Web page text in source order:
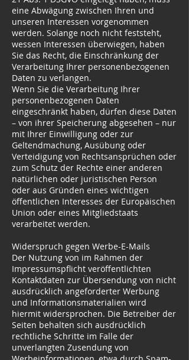
eine Abwägung zwischen Ihren und
unseren Interessen vorgenommen
werden. Solange noch nicht feststeht,
wessen Interessen überwiegen, haben
Sie das Recht, die Einschränkung der
Verarbeitung Ihrer personenbezogenen
Daten zu verlangen.
Wenn Sie die Verarbeitung Ihrer
personenbezogenen Daten
eingeschränkt haben, dürfen diese Daten
– von ihrer Speicherung abgesehen – nur
mit Ihrer Einwilligung oder zur
Geltendmachung, Ausübung oder
Verteidigung von Rechtsansprüchen oder
zum Schutz der Rechte einer anderen
natürlichen oder juristischen Person
oder aus Gründen eines wichtigen
öffentlichen Interesses der Europäischen
Union oder eines Mitgliedstaats
verarbeitet werden.
Widerspruch gegen Werbe-E-Mails
Der Nutzung von im Rahmen der
Impressumspflicht veröffentlichten
Kontaktdaten zur Übersendung von nicht
ausdrücklich angeforderter Werbung
und Informationsmaterialien wird
hiermit widersprochen. Die Betreiber der
Seiten behalten sich ausdrücklich
rechtliche Schritte im Falle der
unverlangten Zusendung von